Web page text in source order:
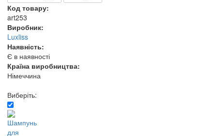
Код товару:
art253
Виробник:
Luxliss
Наявність:
Є в наявності
Країна виробництва:
Німеччина
Виберіть: